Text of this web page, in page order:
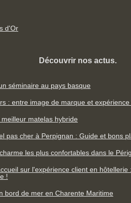
d'Or
Découvrir nos actus.
séminaire au pays basque
: entre image de marque et
matelas hybride
pas cher à Perpignan : Guide et bons
les plus confortables dans le
sur l'expérience client en
!
bord de mer en Charente Maritime